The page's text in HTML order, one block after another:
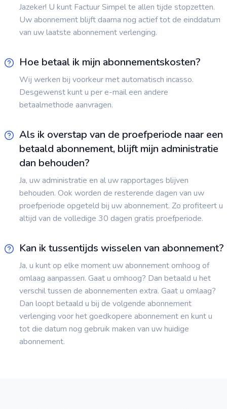
Jazeker! U kunt Factuur Simpel te allen tijde stopzetten.
Uw abonnement blijft daarna nog actief tot de einddatum
van uw laatste abonnement verlenging.
Hoe betaal ik mijn abonnementskosten?
Wij werken bij voorkeur met automatisch incasso.
Desgewenst kunt u per e-mail een andere
betaalmethode aanvragen.
Als ik overstap van de proefperiode naar een
betaald abonnement, blijft mijn administratie
dan behouden?
Ja, uw administratie en al uw rapportages blijven
behouden. Ook worden de resterende dagen van uw
proefperiode opgeteld bij uw abonnement. Zo profiteert u
altijd van de volledige 30 dagen gratis proefperiode.
Kan ik tussentijds wisselen van abonnement?
Ja, u kunt op elke moment uw abonnement omhoog of
omlaag aanpassen. Gaat u omhoog? Dan betaald u het
verschil tussen de abonnementen extra. Gaat u omlaag?
Dan loopt betaald u bij de volgende abonnement
verlenging voor het goedkopere abonnement en kunt u
tot die datum nog gebruik maken van uw huidige
abonnement.